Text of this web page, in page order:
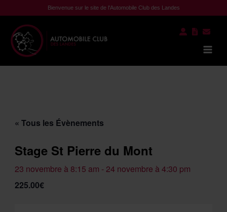
au
contenu
Bienvenue sur le site de l'Automobile Club des Landes
« Tous les Évènements
Stage St Pierre du Mont
23 novembre à 8:15 am - 24 novembre à 4:30 pm
225.00€